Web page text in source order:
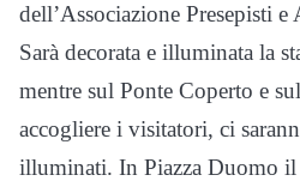
dell’Associazione Presepisti
Sarà decorata e illuminata la
mentre sul Ponte Coperto e
accogliere i visitatori, ci
illuminati. In Piazza Duomo il